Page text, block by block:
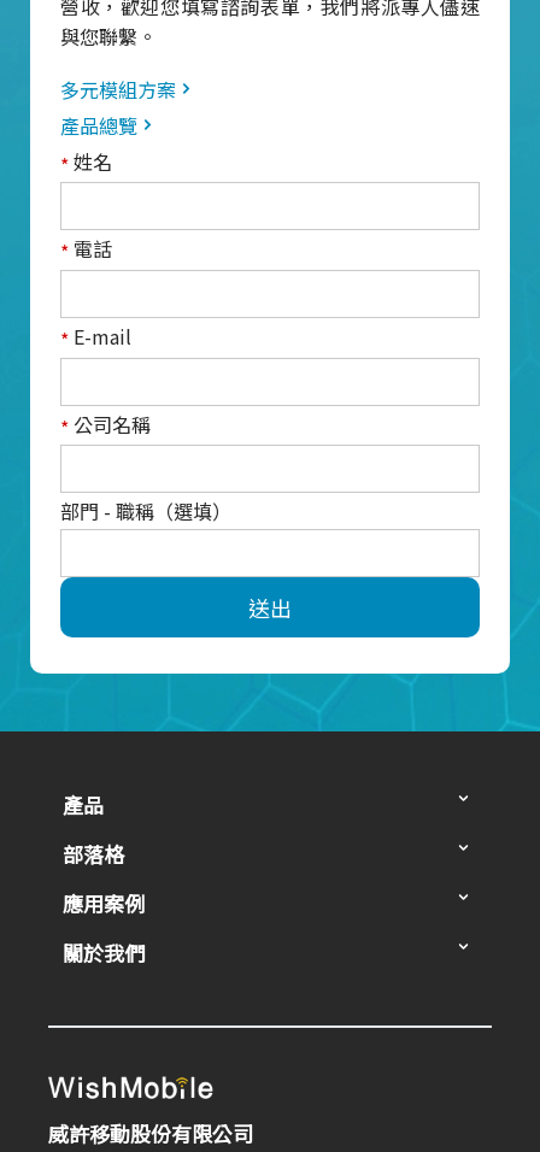
與您聯繫。
多元模組方案
產品總覽
*姓名
* 電話
* E-mail
* 公司名稱
部門 - 職稱（選填）
送出
產品
部落格
應用案例
關於我們
威許移動股份有限公司